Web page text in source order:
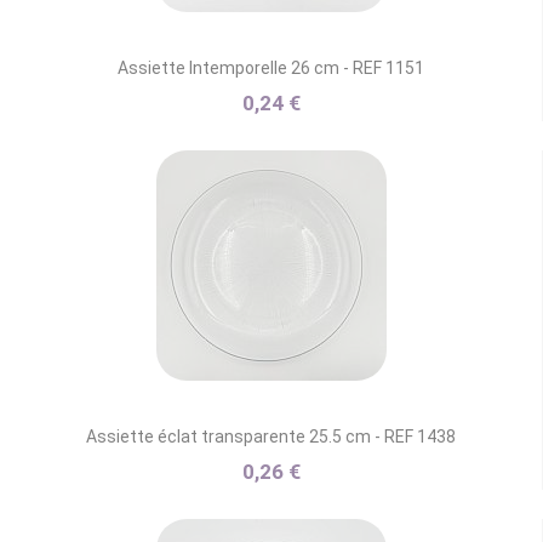
Assiette Intemporelle 26 cm - REF 1151
0,24 €
Assiette éclat transparente 25.5 cm - REF 1438
0,26 €